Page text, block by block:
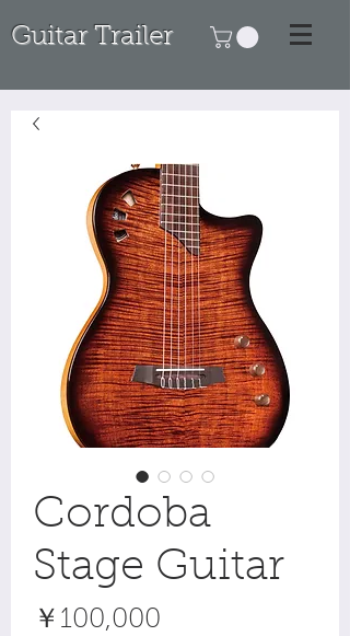
Guitar Trailer
Cordoba
Stage Guitar
￥100,000